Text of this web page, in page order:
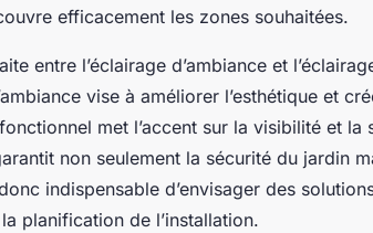
efficacement les zones souhaitées.
entre l’éclairage d’ambiance et
vise à améliorer l’esthétique et
met l’accent sur la visibilité et la
non seulement la sécurité du jardin
indispensable d’envisager des
planification de l’installation.